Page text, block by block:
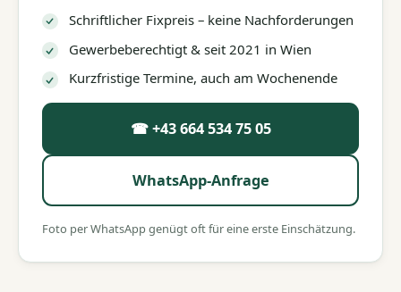
Schriftlicher Fixpreis – keine Nachforderungen
Gewerbeberechtigt & seit 2021 in Wien
Kurzfristige Termine, auch am Wochenende
☎ +43 664 534 75 05
WhatsApp-Anfrage
Foto per WhatsApp genügt oft für eine erste Einschätzung.